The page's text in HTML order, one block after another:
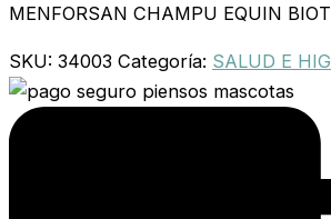
MENFORSAN CHAMPU EQUIN
SKU: 34003 Categoría: SALUD E